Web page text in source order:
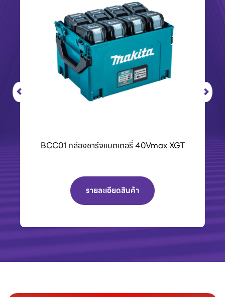
BCC01 กล่องชาร์จแบตเตอรี่ 40Vmax XGT
รายละเอียดสินค้า